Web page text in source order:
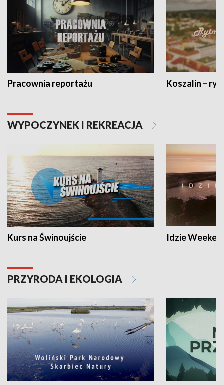
Pracownia reportażu Koszalin –
WYPOCZYNEK I REKREACJA
Kurs na Świnoujście Idzie
PRZYRODA I EKOLOGIA